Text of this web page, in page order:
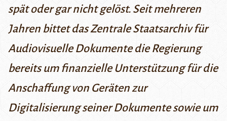
spät oder gar nicht gelöst. Seit mehreren
Jahren bittet das Zentrale Staatsarchiv für
Audiovisuelle Dokumente die Regierung
bereits um finanzielle Unterstützung für die
Anschaffung von Geräten zur
Digitalisierung seiner Dokumente sowie um